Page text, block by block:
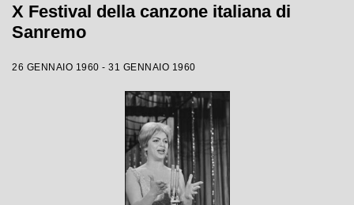
X Festival della canzone italiana di
Sanremo
26 GENNAIO 1960 - 31 GENNAIO 1960